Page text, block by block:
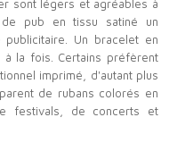
sont légers et agréables à
pub en tissu satiné un
Un bracelet en
la fois. Certains préfèrent
imprimé, d'autant plus
de rubans colorés en
festivals, de concerts et